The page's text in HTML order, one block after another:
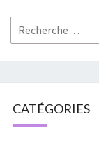
Rechercher :
CATÉGORIES